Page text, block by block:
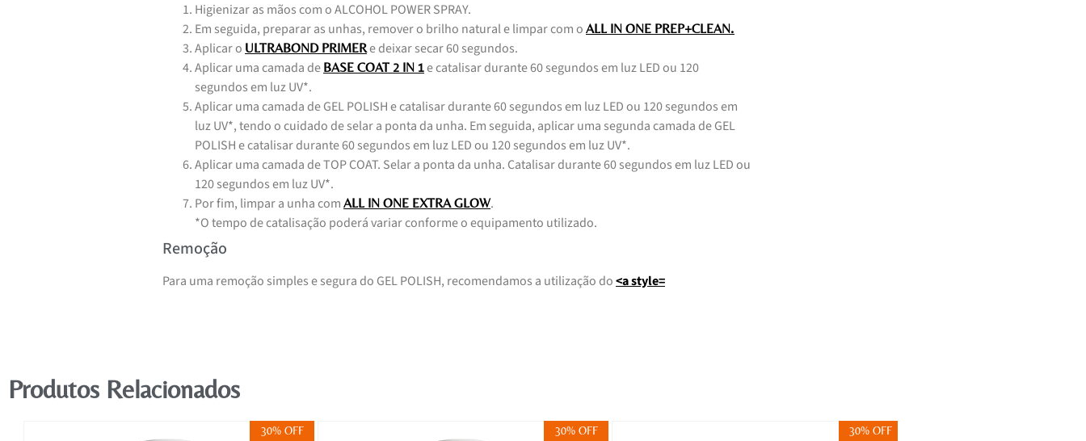
Higienizar as mãos com o ALCOHOL POWER SPRAY.
Em seguida, preparar as unhas, remover o brilho natural e limpar com o ALL IN ONE PREP+CLEAN.
Aplicar o ULTRABOND PRIMERe deixar secar 60 segundos.
Aplicar uma camada de BASE COAT 2 IN 1e catalisar durante 60 segundos em luz LED ou 120
segundos em luz UV*.
Aplicar uma camada de GEL POLISH e catalisar durante 60 segundos em luz LED ou 120 segundos em
luz UV*, tendo o cuidado de selar a ponta da unha. Em seguida, aplicar uma segunda camada de GEL
POLISH e catalisar durante 60 segundos em luz LED ou 120 segundos em luz UV*.
Aplicar uma camada de TOP COAT. Selar a ponta da unha. Catalisar durante 60 segundos em luz LED ou
120 segundos em luz UV*.
Por fim, limpar a unha com ALL IN ONE EXTRA GLOW.
*O tempo de catalisação poderá variar conforme o equipamento utilizado.
Remoção
Para uma remoção simples e segura do GEL POLISH, recomendamos a utilização do<a style=
Produtos Relacionados
30% OFF 30% OFF 30% OFF